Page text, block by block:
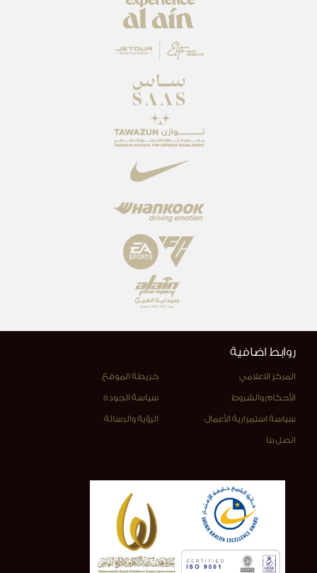
روابط اضافية
المركز الاعلامي خريطة الموقع
الأحكام والشروط سياسة الجودة
سياسة استمرارية الأعمال الرؤية والرسالة
اتصل بنا